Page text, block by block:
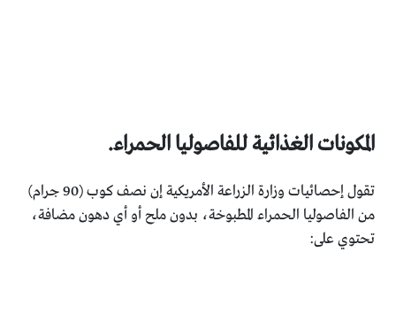
المكونات الغذائية للفاصوليا الحمراء.‏
تقول إحصائيات وزارة الزراعة الأمريكية إن نصف كوب (90 جرام)
‏من الفاصوليا الحمراء المطبوخة، بدون ملح أو أي دهون مضافة،
‏تحتوي على:‏